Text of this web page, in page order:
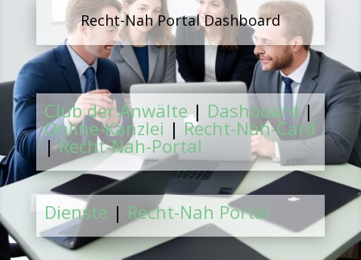
Recht-Nah Portal Dashboard
Club der Anwälte| Dashboard|
Online-Kanzlei | Recht-Nah-Card
|Recht-Nah-Portal
Dienste | Recht-Nah Portal